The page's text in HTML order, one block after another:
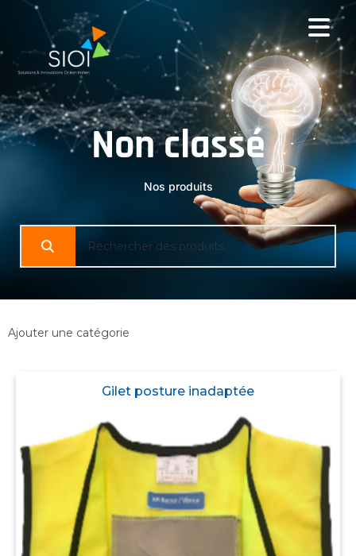
Non classé
Nos produits
Ajouter une catégorie
Gilet posture inadaptée